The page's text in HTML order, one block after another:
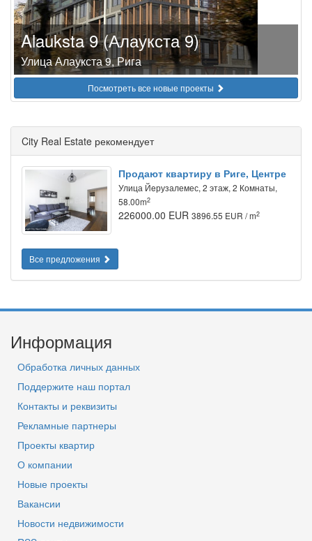
Alauksta 9 (Алаукста 9)
Улица Алаукста 9, Рига
Посмотреть все новые проекты
City Real Estate рекомендует
Продают квартиру в Риге, Центре
Улица Йeрузалемес, 2 этаж, 2 Комнаты,
58.00m2
226000.00 EUR 3896.55 EUR / m2
Все предложения
Информация
Обработка личных данных
Поддержите наш портал
Контакты и реквизиты
Рекламные партнеры
Проекты квартир
О компании
Новые проекты
Вакансии
Новости недвижимости